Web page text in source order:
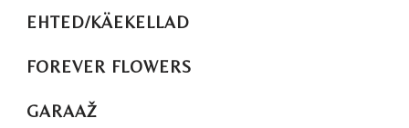
EHTED/KÄEKELLAD
FOREVER FLOWERS
GARAAŽ